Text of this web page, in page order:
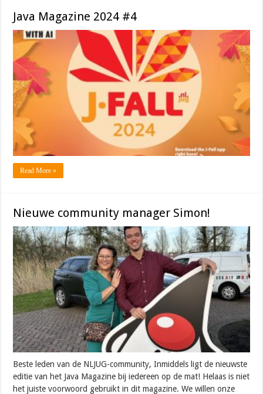
Java Magazine 2024 #4
Read More »
Nieuwe community manager Simon!
Beste leden van de NLJUG-community, Inmiddels ligt de nieuwste
editie van het Java Magazine bij iedereen op de mat! Helaas is niet
het juiste voorwoord gebruikt in dit magazine. We willen onze